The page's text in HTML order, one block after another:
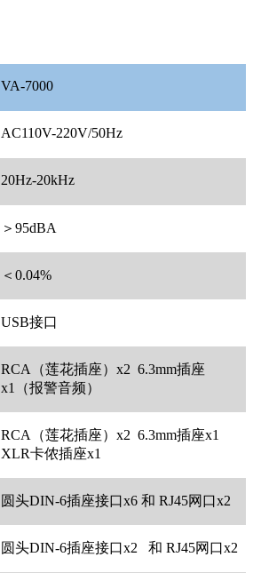
VA-7000
AC110V-220V/50Hz
20Hz-20kHz
＞95dBA
＜0.04%
USB接口
RCA（莲花插座）x2 6.3mm插座
x1（报警音频）
RCA（莲花插座）x2 6.3mm插座x1
XLR卡侬插座x1
圆头DIN-6插座接口x6 和 RJ45网口x2
圆头DIN-6插座接口x2 和 RJ45网口x2